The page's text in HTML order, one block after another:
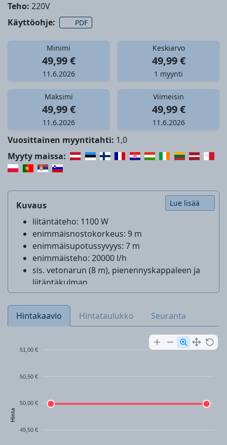
Teho: 220V
Käyttöohje:
PDF
Minimi
49,99 €
11.6.2026
Keskiarvo
49,99 €
1 myynti
Maksimi
49,99 €
11.6.2026
Viimeisin
49,99 €
11.6.2026
Vuosittainen myyntitahti: 1,0
Myyty maissa:
Kuvaus
liitäntäteho: 1100 W
enimmäisnostokorkeus: 9 m
enimmäisupotussyvyys: 7 m
enimmäisteho: 20000 l/h
sis. vetonarun (8 m), pienennyskappaleen ja
liitäntäkulman
Lue lisää
Hintakaavio Hintataulukko Seuranta
51,00 €
50,50 €
50,00 €
49,50 €
Hinta